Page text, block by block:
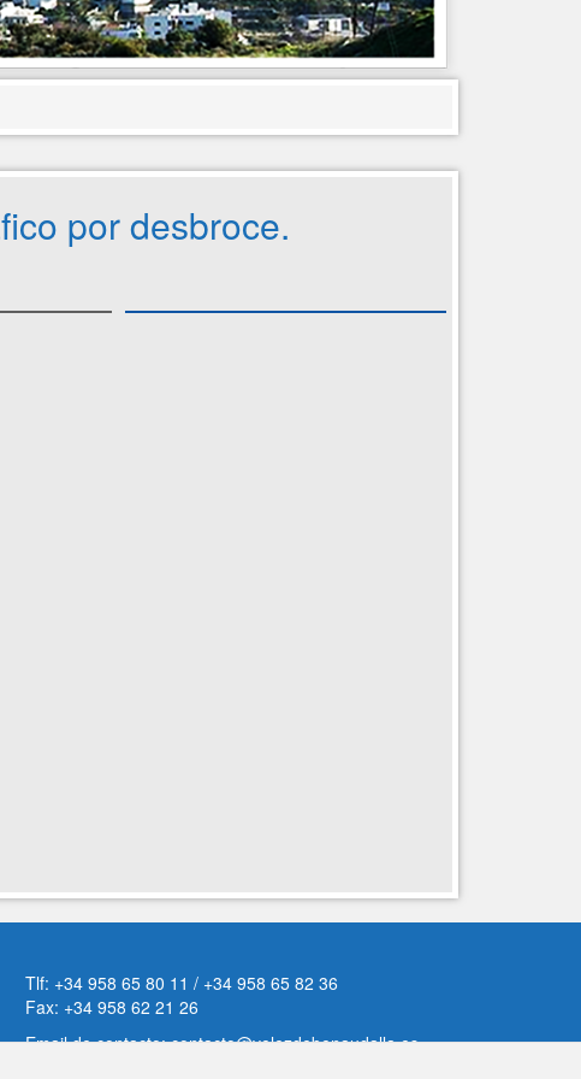
por desbroce.
Tlf: +34 958 65 80 11 / +34 958 65 82 36
Fax: +34 958 62 21 26
Email de contacto: contacto@velezdebenaudalla.es